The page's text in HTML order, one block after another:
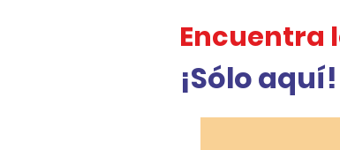
Encuentra
¡Sólo aquí!